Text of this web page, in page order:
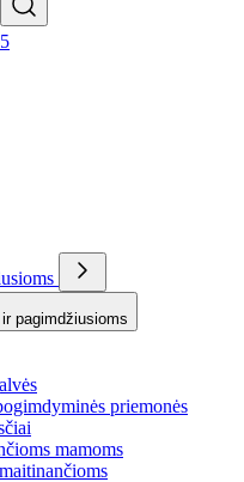
pagimdžiusioms
priemonės
mamoms